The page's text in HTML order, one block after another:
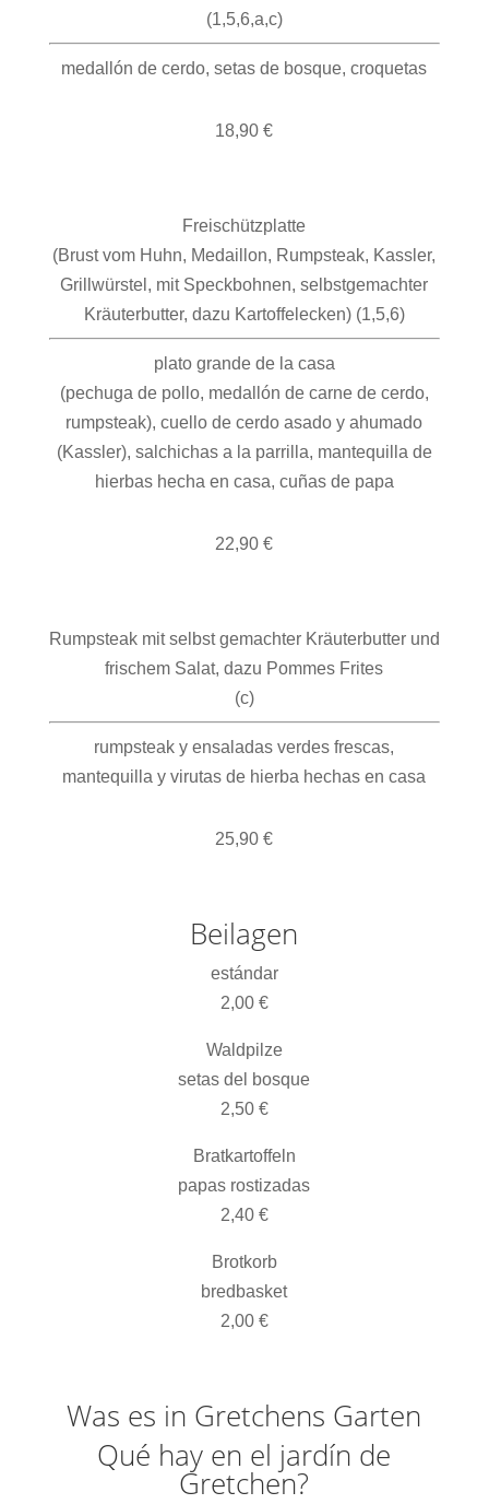
(1,5,6,a,c)
medallón de cerdo, setas de bosque, croquetas
18,90 €
Freischützplatte
(Brust vom Huhn, Medaillon, Rumpsteak, Kassler,
Grillwürstel, mit Speckbohnen, selbstgemachter
Kräuterbutter, dazu Kartoffelecken) (1,5,6)
plato grande de la casa
(pechuga de pollo, medallón de carne de cerdo,
rumpsteak), cuello de cerdo asado y ahumado
(Kassler), salchichas a la parrilla, mantequilla de
hierbas hecha en casa, cuñas de papa
22,90 €
Rumpsteak mit selbst gemachter Kräuterbutter und
frischem Salat, dazu Pommes Frites
(c)
rumpsteak y ensaladas verdes frescas,
mantequilla y virutas de hierba hechas en casa
25,90 €
Beilagen
estándar
2,00 €
Waldpilze
setas del bosque
2,50 €
Bratkartoffeln
papas rostizadas
2,40 €
Brotkorb
bredbasket
2,00 €
Was es in Gretchens Garten
Qué hay en el jardín de
Gretchen?